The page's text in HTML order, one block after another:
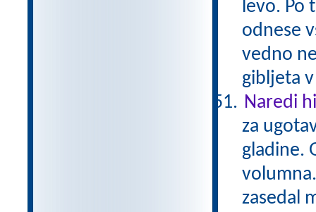
levo. Po
odnese
vedno
gibljeta
Naredi
za
gladine.
zasedal